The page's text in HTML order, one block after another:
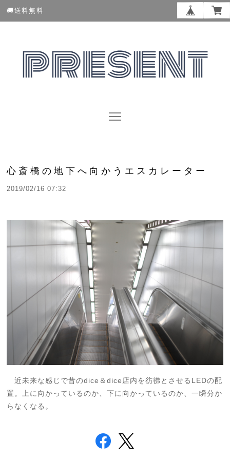
🚚送料無料
心斎橋の地下へ向かうエスカレーター
2019/02/16 07:32
近未来な感じで昔のdice＆dice店内を彷彿とさせるLEDの配
置。上に向かっているのか、下に向かっているのか、一瞬分か
らなくなる。